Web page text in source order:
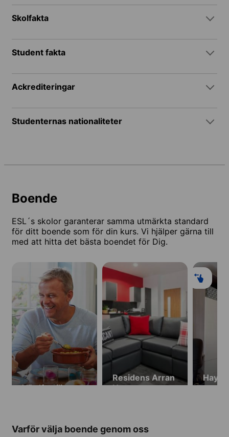
Skolfakta
Student fakta
Ackrediteringar
Studenternas nationaliteter
Boende
ESL´s skolor garanterar samma utmärkta standard
för ditt boende som för din kurs. Vi hjälper gärna till
med att hitta det bästa boendet för Dig.
Värdfamilj
Residens Arran
House
Varför välja boende genom oss